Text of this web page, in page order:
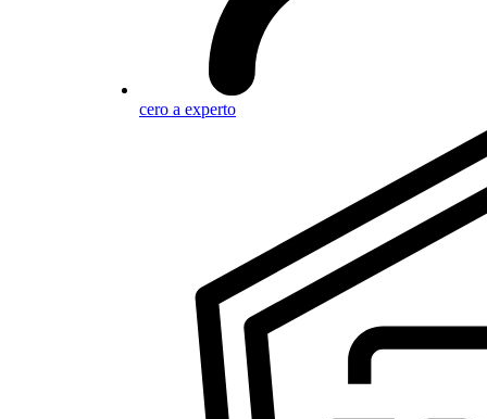
cero a experto